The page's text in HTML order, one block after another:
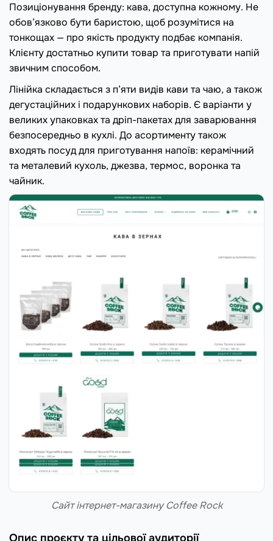
Позиціонування бренду: кава, доступна кожному. Не
обов’язково бути баристою, щоб розумітися на
тонкощах — про якість продукту подбає компанія.
Клієнту достатньо купити товар та приготувати напій
звичним способом.
Лінійка складається з п’яти видів кави та чаю, а також
дегустаційних і подарункових наборів. Є варіанти у
великих упаковках та дріп-пакетах для заварювання
безпосередньо в кухлі. До асортименту також
входять посуд для приготування напоїв: керамічний
та металевий кухоль, джезва, термос, воронка та
чайник.
Сайт інтернет-магазину Coffee Rock
Опис проєкту та цільової аудиторії